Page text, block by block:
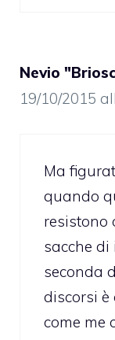
Nevio
19/10/2015
Ma
quando
resistono
sacche
seconda
discorsi è
come me